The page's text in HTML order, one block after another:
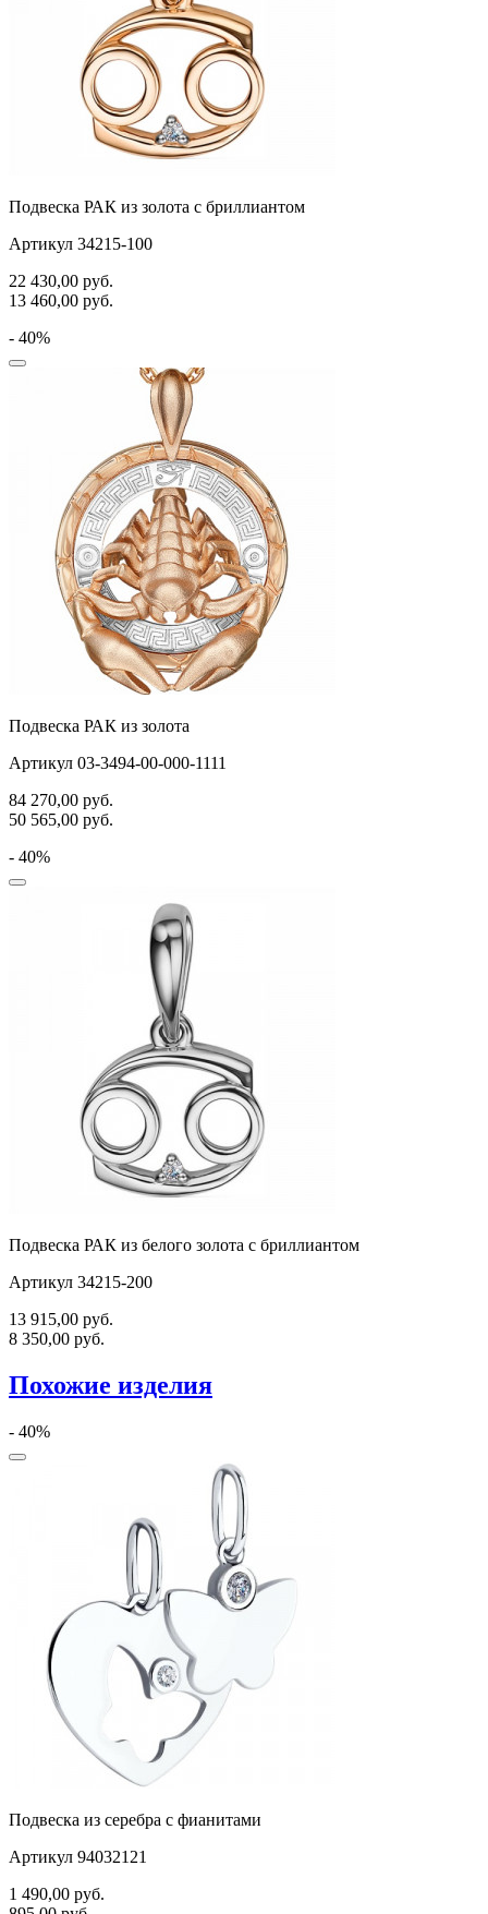
Подвеска РАК из золота с бриллиантом
Артикул 34215-100
22 430,00 руб.
13 460,00 руб.
- 40%
Подвеска РАК из золота
Артикул 03-3494-00-000-1111
84 270,00 руб.
50 565,00 руб.
- 40%
Подвеска РАК из белого золота с бриллиантом
Артикул 34215-200
13 915,00 руб.
8 350,00 руб.
Похожие изделия
- 40%
Подвеска из серебра с фианитами
Артикул 94032121
1 490,00 руб.